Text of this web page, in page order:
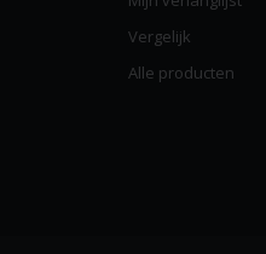
Vergelijk
Alle producten